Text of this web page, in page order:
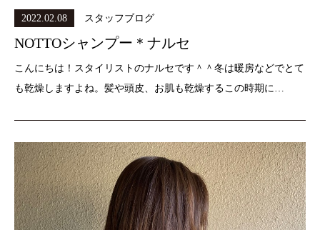
2022.02.08 スタッフブログ
NOTTOシャンプー＊ナルセ
こんにちは！スタイリストのナルセです＾＾冬は暖房などでとて
も乾燥しますよね。髪や頭皮、お肌も乾燥するこの時期に…